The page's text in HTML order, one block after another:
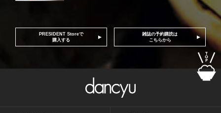
PRESIDENT Storeで
購入する
雑誌の予約購読は
こちらから